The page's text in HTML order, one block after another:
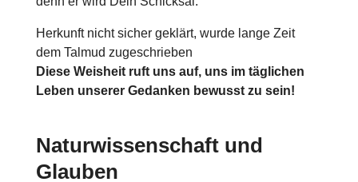
Herkunft nicht sicher geklärt, wurde lange Zeit
dem Talmud zugeschrieben
Diese Weisheit ruft uns auf, uns im täglichen
Leben unserer Gedanken bewusst zu sein!
Naturwissenschaft und
Glauben